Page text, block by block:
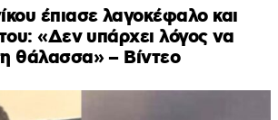
έπιασε λαγοκέφαλο και
«Δεν υπάρχει λόγος να
θάλασσα» – Βίντεο